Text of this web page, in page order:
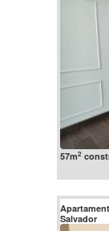
57m2
Salvador